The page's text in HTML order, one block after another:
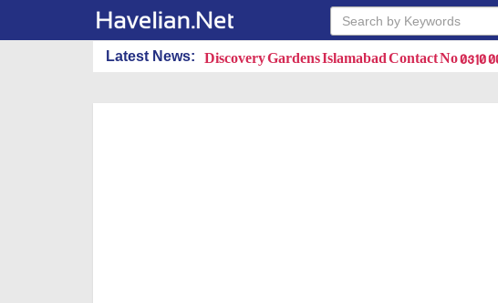
Latest News: MPQ Developers PVT.LTD.